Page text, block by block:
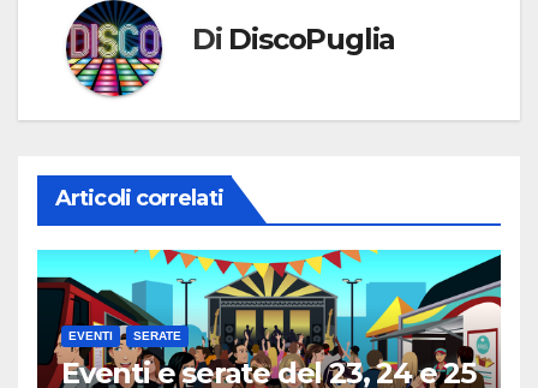
Di DiscoPuglia
Articoli correlati
EVENTI SERATE
Eventi e serate del 23, 24 e 25